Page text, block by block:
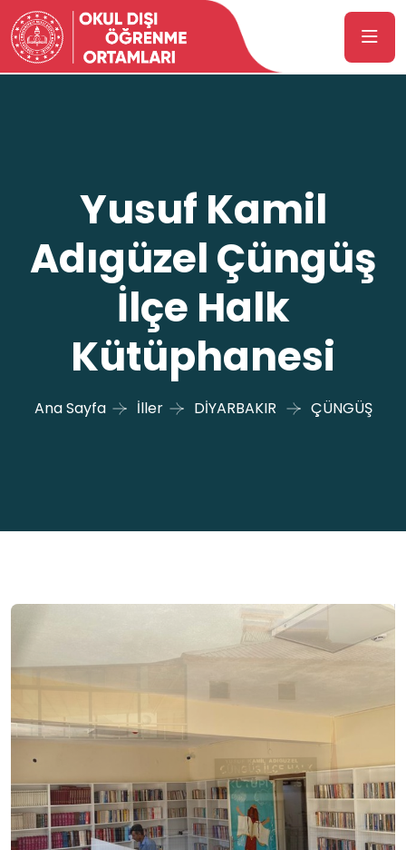
Yusuf Kamil
Adıgüzel Çüngüş
İlçe Halk
Kütüphanesi
Ana Sayfa İller DİYARBAKIR ÇÜNGÜŞ